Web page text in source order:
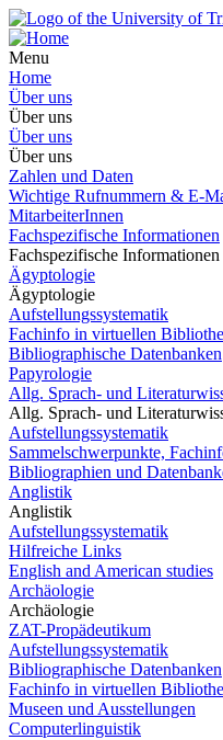
Menu
Home
Über uns
Über uns
Über uns
Über uns
Zahlen und Daten
Wichtige Rufnummern & E-
MitarbeiterInnen
Fachspezifische Informationen
Fachspezifische Informationen
Ägyptologie
Ägyptologie
Aufstellungssystematik
Fachinfo in virtuellen
Bibliographische Datenbanken
Papyrologie
Allg. Sprach- und
Allg. Sprach- und
Aufstellungssystematik
Sammelschwerpunkte,
Bibliographien und
Anglistik
Anglistik
Aufstellungssystematik
Hilfreiche Links
English and American studies
Archäologie
Archäologie
ZAT-Propädeutikum
Aufstellungssystematik
Bibliographische Datenbanken
Fachinfo in virtuellen
Museen und Ausstellungen
Computerlinguistik